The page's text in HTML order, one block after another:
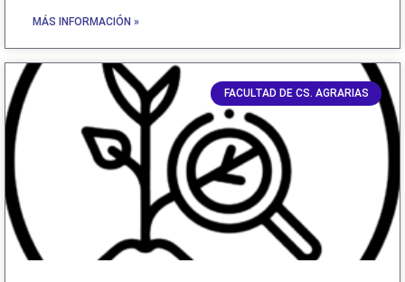
MÁS INFORMACIÓN »
FACULTAD DE CS. AGRARIAS